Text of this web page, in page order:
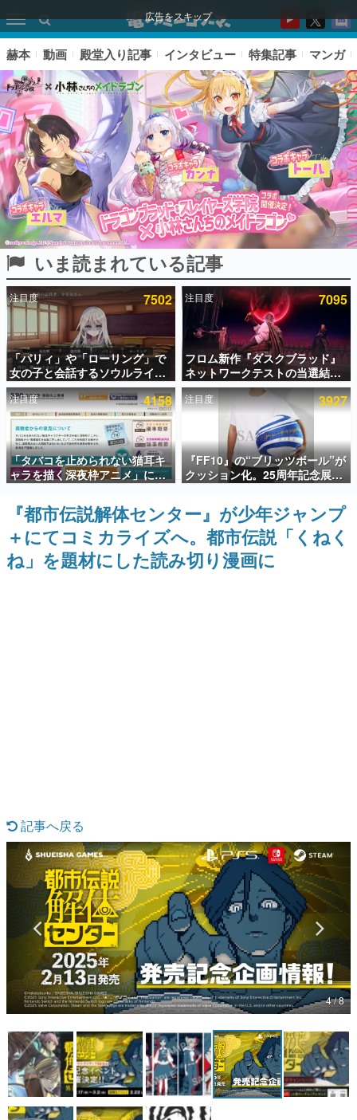
広告をスキップ
ピックアップ
電ファミのいま読まれている記事ランキング
アプリセール情報
インタビュー
連載・特集一覧
殿堂入り記事
SNS拡散数が数千以上！ ページビュー数万以上！ などな
ど。多くの人々に読まれた、電ファミ渾身の“殿堂入り”記
事をまとめました。
ゲームの企画書
名作ゲームクリエイターの方々に製作時のエピソードをお
聞きし、ヒットする企画（ゲーム）とは何か？を探ってい
きます。
『うつヌケ』『ペンと箸』等で知られるマンガ家・田中圭
一先生によるゲーム業界レポートマンガです。
なんでゲームは面白い？
ゲーム開発者・hamatsu氏がゲームの魅力を画面や操作の
具体的な形から解き明かしていく、硬派で骨太な評論連載
です。
ゲームが変えた日本語
「経験値」「裏技」「ラスボス」… ゲームにまつわる言葉
の起源や用法の変遷を、コンピューター文化史研究家・タ
イニーP氏が徹底調査。
カテゴリ
特集記事
マンガ
赫本 動画 殿堂入り記事 インタビュー 特集記事 マンガ
いま読まれている記事
注目度 7502
「パリィ」や「ローリング」で
女の子と会話するソウルライク
恋愛ゲーム『小早川さんはソウ
ルライク』無料公開。返事に失
敗すると「YOU DIED」
注目度 7095
フロム新作『ダスクブラッド』
ネットワークテストの当選結果
が8月7日22時に発表。応募サイ
トのマイページから確認可能、
テスト実施は8月21日～24日
注目度 4158
「タバコを止められない猫耳キ
ャラを描く深夜枠アニメ」に視
聴者の一部から批判意見。違法
薬物の使用と思しき描写も含め
て、BPOが議論を交わす
注目度 3927
『FF10』の“ブリッツボール”が
クッション化。25周年記念展
「FINAL FANTASY X
MUSEUM-幻光の記憶-」のグッ
ズ情報が一部公開
『都市伝説解体センター』が少年ジャンプ
＋にてコミカライズへ。都市伝説「くねく
ね」を題材にした読み切り漫画に
記事へ戻る
4 / 8